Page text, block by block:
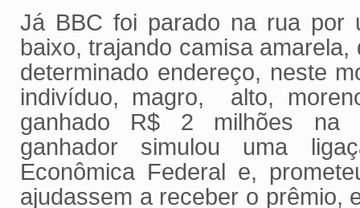
Já BBC foi parado na rua por
baixo, trajando camisa
determinado endereço, neste
indivíduo, magro, alto,
ganhado R$ 2 milhões na
ganhador simulou uma
Econômica Federal e,
ajudassem a receber o prêmio,